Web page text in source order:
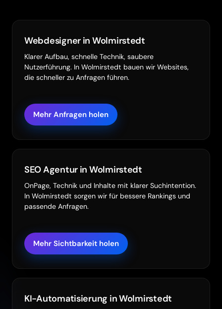
Webdesigner in Wolmirstedt
Klarer Aufbau, schnelle Technik, saubere
Nutzerführung. In Wolmirstedt bauen wir Websites,
die schneller zu Anfragen führen.
Mehr Anfragen holen
SEO Agentur in Wolmirstedt
OnPage, Technik und Inhalte mit klarer Suchintention.
In Wolmirstedt sorgen wir für bessere Rankings und
passende Anfragen.
Mehr Sichtbarkeit holen
KI-Automatisierung in Wolmirstedt